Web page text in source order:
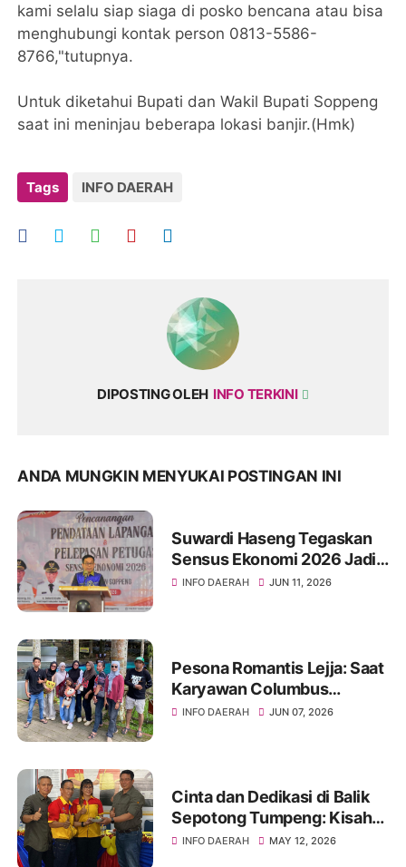
kami selalu siap siaga di posko bencana atau bisa
menghubungi kontak person 0813-5586-
8766,"tutupnya.
Untuk diketahui Bupati dan Wakil Bupati Soppeng
saat ini meninjau beberapa lokasi banjir.(Hmk)
Tags INFO DAERAH
DIPOSTING OLEH INFO TERKINI
ANDA MUNGKIN MENYUKAI POSTINGAN INI
Suwardi Haseng Tegaskan
Sensus Ekonomi 2026 Jadi
Basis Pembangunan
INFO DAERAH JUN 11, 2026
Pesona Romantis Lejja: Saat
Karyawan Columbus
Soppeng Menenun
INFO DAERAH JUN 07, 2026
Cinta dan Dedikasi di Balik
Sepotong Tumpeng: Kisah
Manis Columbus Soppeng &
INFO DAERAH MAY 12, 2026